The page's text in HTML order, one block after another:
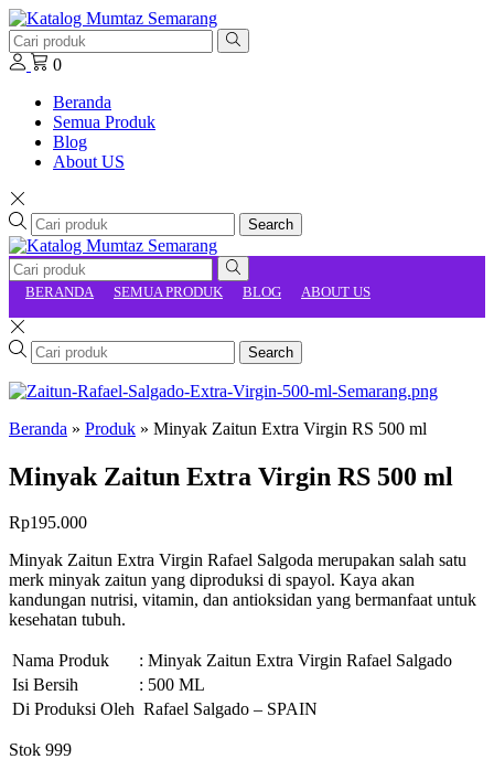
0
Beranda
Semua Produk
Blog
About US
Search
BERANDA SEMUA PRODUK BLOG ABOUT US
Search
Beranda » Produk » Minyak Zaitun Extra Virgin RS 500 ml
Minyak Zaitun Extra Virgin RS 500 ml
Rp195.000
Minyak Zaitun Extra Virgin Rafael Salgoda merupakan salah satu
merk minyak zaitun yang diproduksi di spayol. Kaya akan
kandungan nutrisi, vitamin, dan antioksidan yang bermanfaat untuk
kesehatan tubuh.
Nama Produk
: Minyak Zaitun Extra Virgin Rafael Salgado
Isi Bersih
: 500 ML
Di Produksi Oleh Rafael Salgado – SPAIN
Stok 999